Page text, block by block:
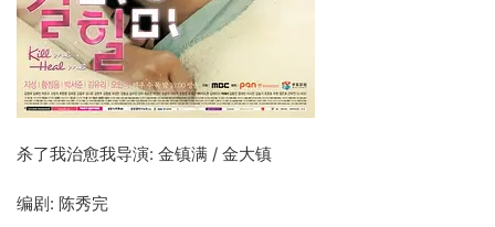
杀了我治愈我导演: 金镇满 / 金大镇
编剧: 陈秀完